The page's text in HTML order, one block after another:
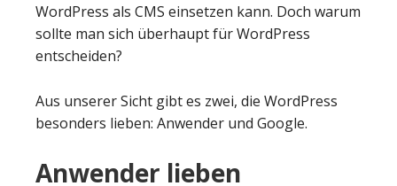
WordPress als CMS einsetzen kann. Doch warum
sollte man sich überhaupt für WordPress
entscheiden?
Aus unserer Sicht gibt es zwei, die WordPress
besonders lieben: Anwender und Google.
Anwender lieben